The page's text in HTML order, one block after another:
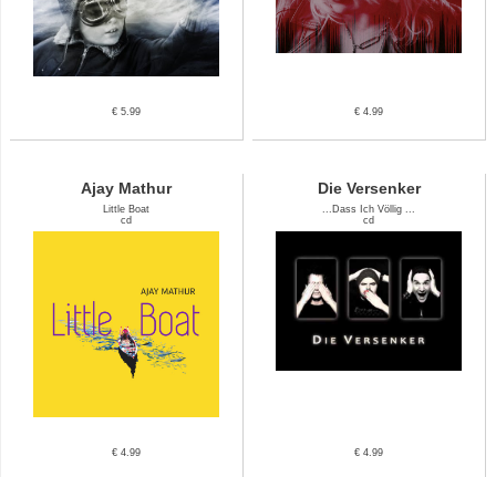
€ 5.99 € 4.99
Ajay Mathur
Little Boat
cd
€ 4.99
Die Versenker
...Dass Ich Völlig ...
cd
€ 4.99